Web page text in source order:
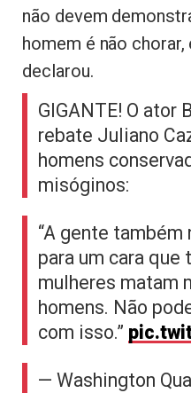
não devem
homem é não chorar,
declarou.
GIGANTE! O ator
rebate Juliano
homens
misóginos:
“A gente também
para um cara que
mulheres matam
homens. Não
com isso.”
— Washington